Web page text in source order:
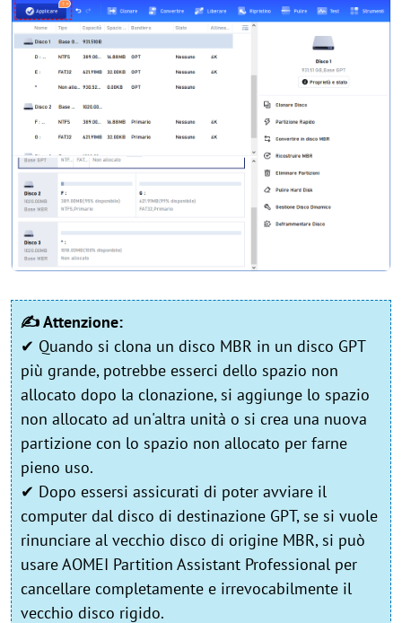
✍ Attenzione:
✔ Quando si clona un disco MBR in un disco GPT
più grande, potrebbe esserci dello spazio non
allocato dopo la clonazione, si aggiunge lo spazio
non allocato ad un'altra unità o si crea una nuova
partizione con lo spazio non allocato per farne
pieno uso.
✔ Dopo essersi assicurati di poter avviare il
computer dal disco di destinazione GPT, se si vuole
rinunciare al vecchio disco di origine MBR, si può
usare AOMEI Partition Assistant Professional per
cancellare completamente e irrevocabilmente il
vecchio disco rigido.